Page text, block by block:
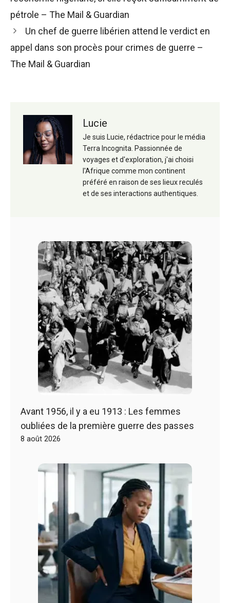
pétrole – The Mail & Guardian
Un chef de guerre libérien attend le verdict en
appel dans son procès pour crimes de guerre –
The Mail & Guardian
Lucie
Je suis Lucie, rédactrice pour le média
Terra Incognita. Passionnée de
voyages et d'exploration, j'ai choisi
l'Afrique comme mon continent
préféré en raison de ses lieux reculés
et de ses interactions authentiques.
Avant 1956, il y a eu 1913 : Les femmes
oubliées de la première guerre des passes
8 août 2026